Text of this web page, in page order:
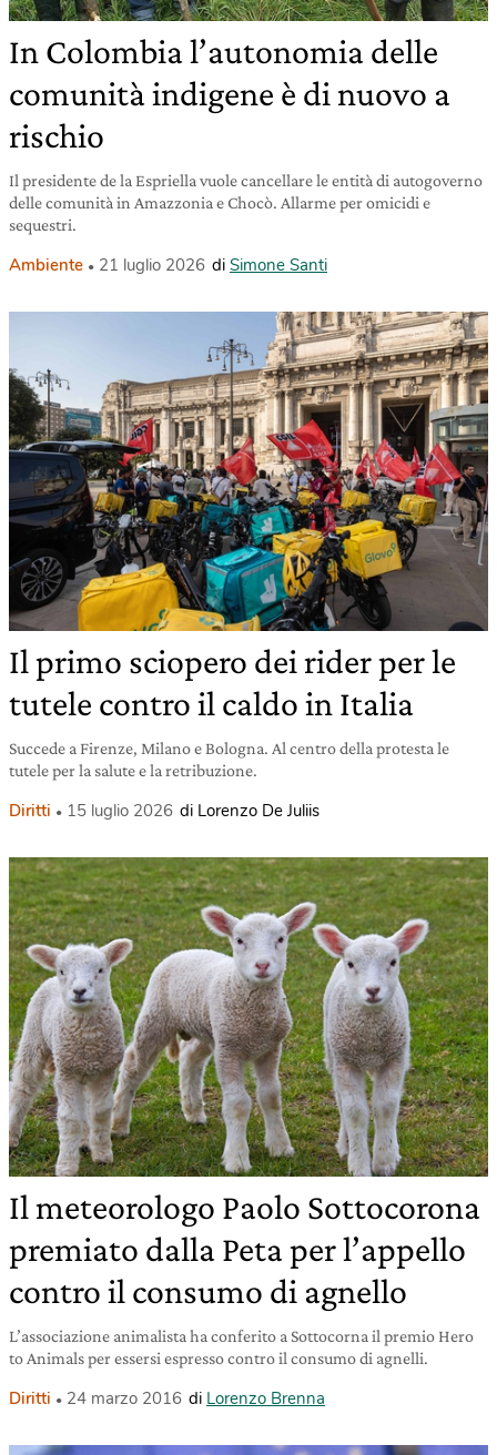
In Colombia l’autonomia delle
comunità indigene è di nuovo a
rischio
Il presidente de la Espriella vuole cancellare le entità di autogoverno
delle comunità in Amazzonia e Chocò. Allarme per omicidi e
sequestri.
Ambiente 21 luglio 2026 di Simone Santi
Il primo sciopero dei rider per le
tutele contro il caldo in Italia
Succede a Firenze, Milano e Bologna. Al centro della protesta le
tutele per la salute e la retribuzione.
Diritti 15 luglio 2026 di Lorenzo De Juliis
Il meteorologo Paolo Sottocorona
premiato dalla Peta per l’appello
contro il consumo di agnello
L’associazione animalista ha conferito a Sottocorna il premio Hero
to Animals per essersi espresso contro il consumo di agnelli.
Diritti 24 marzo 2016 di Lorenzo Brenna